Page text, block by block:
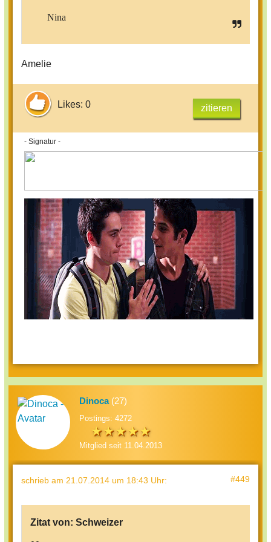
Nina
Amelie
Likes: 0 zitieren
- Signatur -
Dinoca(27)
Postings: 4272
Mitglied seit 11.04.2013
schrieb am 21.07.2014 um 18:43 Uhr: #449
Zitat von: Schweizer